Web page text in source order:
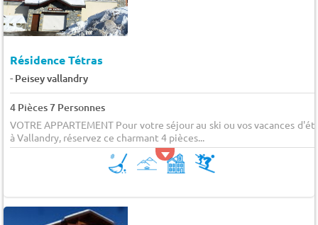
Résidence Tétras
- Peisey vallandry
4 Pièces 7 Personnes
VOTRE APPARTEMENT Pour votre séjour au ski ou vos vacances
à Vallandry, réservez ce charmant 4 pièces...